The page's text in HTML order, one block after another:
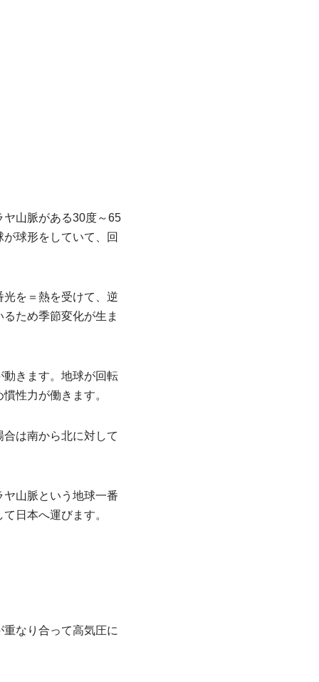
山脈がある30度～65
球形をしていて、回
を＝熱を受けて、逆
ため季節変化が生ま
きます。地球が回転
性力が働きます。
は南から北に対して
山脈という地球一番
日本へ運びます。
なり合って高気圧に